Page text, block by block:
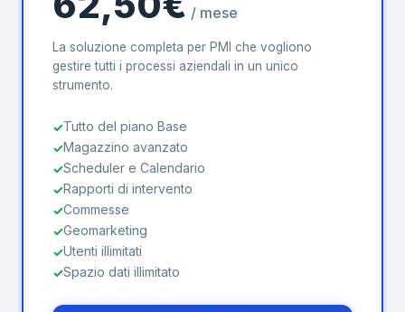
/ mese
La soluzione completa per PMI che vogliono
gestire tutti i processi aziendali in un unico
strumento.
Tutto del piano Base
Magazzino avanzato
Scheduler e Calendario
Rapporti di intervento
Commesse
Geomarketing
Utenti illimitati
Spazio dati illimitato